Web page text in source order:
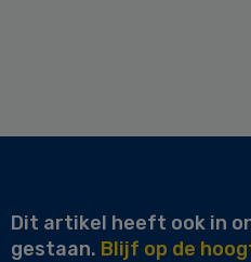
Dit artikel heeft ook in
gestaan. Blijf op de